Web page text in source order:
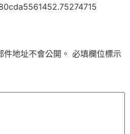
地址不會公開。 必填欄位標示